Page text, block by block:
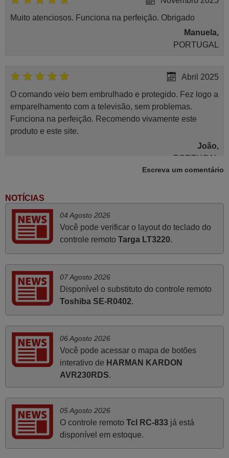
Muito atenciosos. Funciona na perfeição. Obrigado
Manuela,
PORTUGAL
Abril 2025
O comando veio bem embrulhado e protegido. Fez logo a
emparelhamento com a televisão, sem problemas.
Funciona na perfeição. Recomendo vivamente este
produto e este site.
João,
PORTUGAL
Boa noite. Dando correspondência ao solicitado no corpo
do vosso email supra sobre a minha opinião, quero
deixar aqui o meu testemunho sobre a experiência que
tive com a vossa Empresa durante a minha encomenda
supra: Acolhimento da encomenda, informação ao
cliente, clareza de instruções durante o processo,
qualidade do produto, cumprimento dos prazos A TUDO
ISTO DOU DOU A NOTA MÁXIMA DE 5 ESTRELAS.
Sinceramente, faço votos para que assim continuem, pois
infelizmente vai sendo raro encontrar Empresas cuja
relação online com o cliente seja tão prática e eficiente
como a demonstrada por vós. Apresento os meus
cumprimentos.
A funcionar de imediato. 100%. Obrigado
Domingos Manuel,
Escreva um comentário
NOTÍCIAS
04 Agosto 2026
Você pode verificar o layout do teclado do
controle remoto Targa LT3220.
07 Agosto 2026
Disponível o substituto do controle remoto
Toshiba SE-R0402.
06 Agosto 2026
Você pode acessar o mapa de botões
interativo de HARMAN KARDON
AVR230RDS.
05 Agosto 2026
O controle remoto Tcl RC-833já está
disponível em estoque.